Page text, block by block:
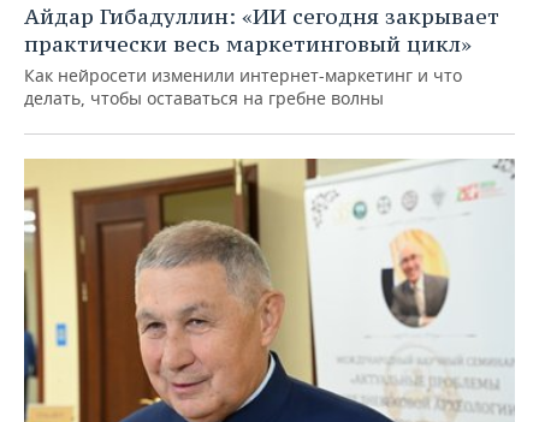
Айдар Гибадуллин: «ИИ сегодня закрывает
практически весь маркетинговый цикл»
Как нейросети изменили интернет-маркетинг и что
делать, чтобы оставаться на гребне волны